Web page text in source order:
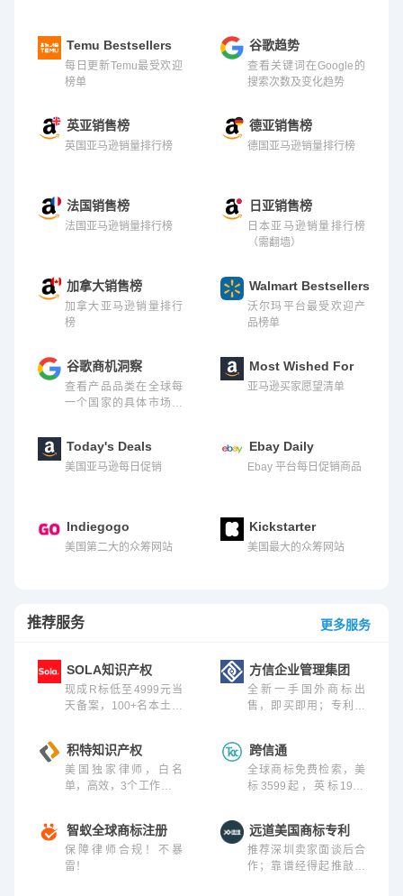
Temu Bestsellers
每日更新Temu最受欢迎
榜单
谷歌趋势
查看关键词在Google的
搜索次数及变化趋势
英亚销售榜
英国亚马逊销量排行榜
德亚销售榜
德国亚马逊销量排行榜
法国销售榜
法国亚马逊销量排行榜
日亚销售榜
日本亚马逊销量排行榜
（需翻墙）
加拿大销售榜
加拿大亚马逊销量排行
榜
Walmart Bestsellers
沃尔玛平台最受欢迎产
品榜单
谷歌商机洞察
查看产品品类在全球每
一个国家的具体市场需
Most Wished For
亚马逊买家愿望清单
Today's Deals
美国亚马逊每日促销
Ebay Daily
Ebay 平台每日促销商品
Indiegogo
美国第二大的众筹网站
Kickstarter
美国最大的众筹网站
推荐服务 更多服务
SOLA知识产权
现成R标低至4999元当
天备案，100+名本土律
方信企业管理集团
全新一手国外商标出
售，即买即用；专利、
积特知识产权
美国独家律师，白名
单，高效，3个工作日下
跨信通
全球商标免费检索，美
标3599起，英标1999
智蚁全球商标注册
保障律师合规！不暴
雷！
远道美国商标专利
推荐深圳卖家面谈后合
作；靠谱经得起推敲，